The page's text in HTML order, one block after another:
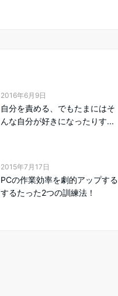
2016年6月9日
自分を責める、でもたまにはそ
んな自分が好きになったりす...
2015年7月17日
PCの作業効率を劇的アップする
するたった2つの訓練法！